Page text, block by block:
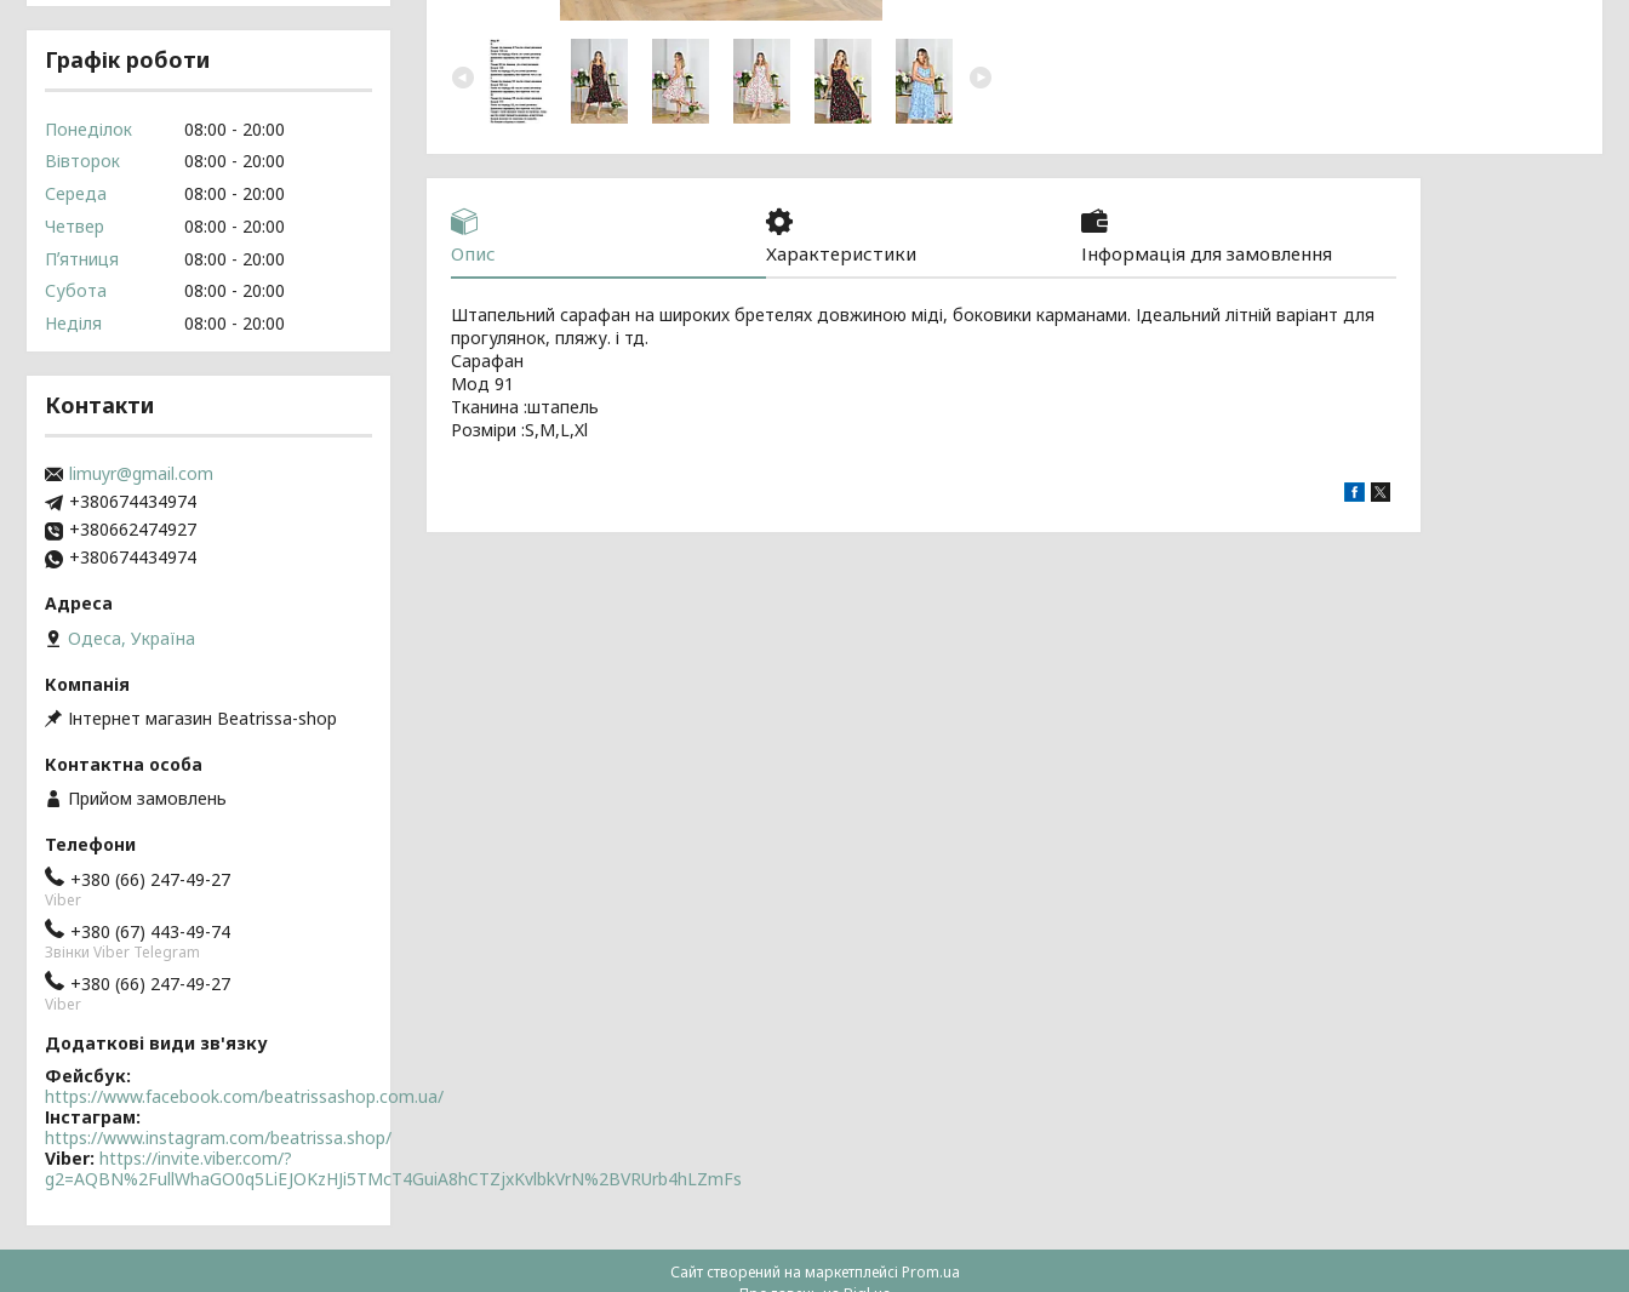
Опис Характеристики Інформація для замовлення
Штапельний сарафан на широких бретелях довжиною міді, боковики карманами. Ідеальний літній варіант для
прогулянок, пляжу. і тд.
Сарафан
Мод 91
Тканина :штапель
Розміри :S,M,L,Xl
Графік роботи
Понеділок 08:00
20:00
Вівторок
08:00
20:00
Середа
08:00
20:00
Четвер
08:00
20:00
Пʼятниця
08:00
20:00
Субота
08:00
20:00
Неділя
08:00 20:00
Контакти
limuyr@gmail.com
+380674434974
+380662474927
+380674434974
Одеса, Україна
Інтернет магазин Beatrissa-shop
Прийом замовлень
+380 (66) 247-49-27
Viber
+380 (67) 443-49-74
Звінки Viber Telegram
+380 (66) 247-49-27
Viber
Фейсбук
https://www.facebook.com/beatrissashop.com.ua/
Інстаграм
https://www.instagram.com/beatrissa.shop/
Viber https://invite.viber.com/?
g2=AQBN%2FullWhaGO0q5LiEJOKzHJi5TMcT4GuiA8hCTZjxKvlbkVrN%2BVRUrb4hLZmFs
Сайт створений на маркетплейсі Prom.ua